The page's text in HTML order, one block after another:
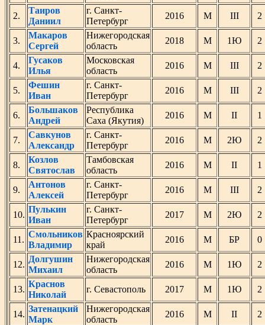
2.
Таиров
Даниил
г. Санкт-
Петербург
2016 М III
3.
Макаров
Сергей
Нижегородская
область
2018 М 1Ю
4.
Гусаков
Илья
Московская
область
2016 М III
5.
Фешин
Иван
г. Санкт-
Петербург
2016 М III
6.
Большаков
Андрей
Республика
Саха (Якутия)
2016 М II
7.
Савкунов
Александр
г. Санкт-
Петербург
2016 М 2Ю
8.
Козлов
Святослав
Тамбовская
область
2016 М II
9.
Антонов
Алексей
г. Санкт-
Петербург
2016 М III
10.
Пулькин
Иван
г. Санкт-
Петербург
2017 М 2Ю
11.
Смольников
Владимир
Красноярский
край
2016 М БР
12.
Долгушин
Михаил
Нижегородская
область
2016 М 1Ю
13.
Краснов
Николай
г. Севастополь 2017 М 1Ю
14.
Затенацкий
Марк
Нижегородская
область
2016 М II